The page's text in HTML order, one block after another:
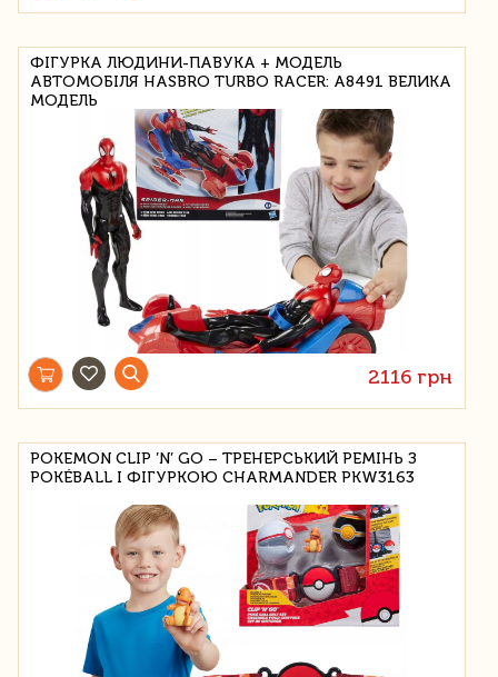
ФІГУРКА ЛЮДИНИ-ПАВУКА + МОДЕЛЬ
АВТОМОБІЛЯ HASBRO TURBO RACER: A8491 ВЕЛИКА
МОДЕЛЬ
2116 грн
POKEMON CLIP ’N’ GO – ТРЕНЕРСЬКИЙ РЕМІНЬ З
POKÉBALL І ФІГУРКОЮ CHARMANDER PKW3163